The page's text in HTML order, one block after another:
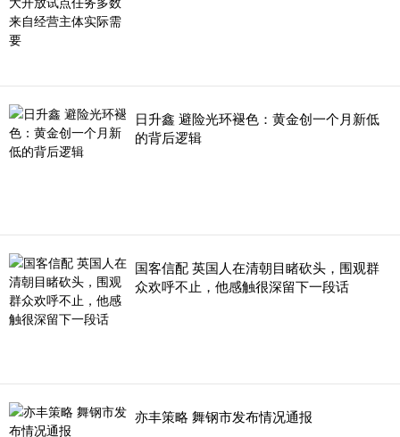
日升鑫 避险光环褪色：黄金创一个月新低
的背后逻辑
国客信配 英国人在清朝目睹砍头，围观群
众欢呼不止，他感触很深留下一段话
亦丰策略 舞钢市发布情况通报